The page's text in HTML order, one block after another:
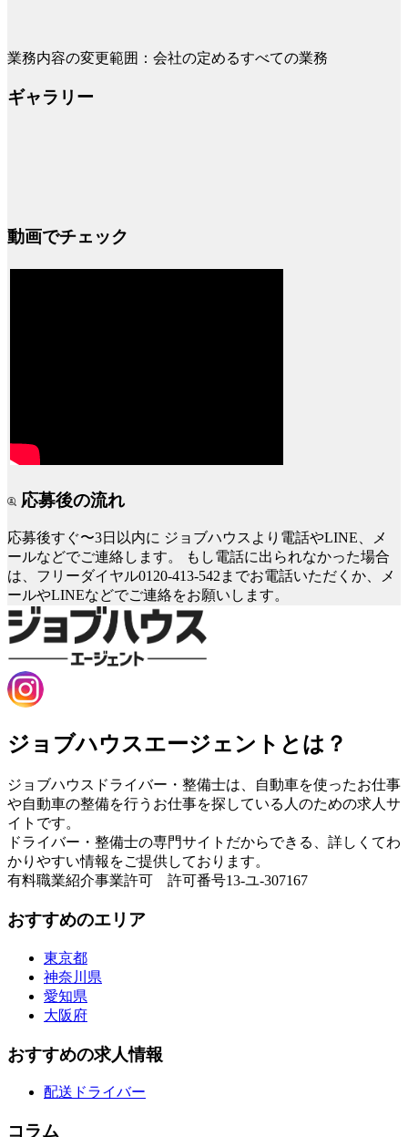
業務内容の変更範囲：会社の定めるすべての業務
ギャラリー
動画でチェック
応募後の流れ
応募後すぐ〜3日以内に ジョブハウスより電話やLINE、メ
ールなどでご連絡します。
もし電話に出られなかった場合
は、フリーダイヤル0120-413-542までお電話いただくか、メ
ールやLINEなどでご連絡をお願いします。
ジョブハウスエージェントとは？
ジョブハウスドライバー・整備士は、自動車を使ったお仕事
や自動車の整備を行うお仕事を探している人のための求人サ
イトです。
ドライバー・整備士の専門サイトだからできる、詳しくてわ
かりやすい情報をご提供しております。
有料職業紹介事業許可 許可番号13-ユ-307167
おすすめのエリア
東京都
神奈川県
愛知県
大阪府
おすすめの求人情報
配送ドライバー
コラム